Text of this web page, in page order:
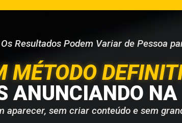
Os Resultados Podem Variar de Pessoa
MÉTODO
ANUNCIANDO NA
aparecer, sem criar conteúdo e sem